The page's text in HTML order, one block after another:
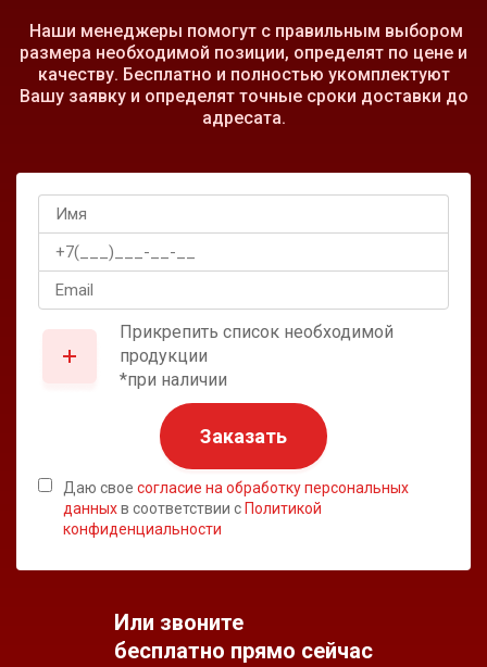
Наши менеджеры помогут с правильным выбором
размера необходимой позиции, определят по цене и
качеству. Бесплатно и полностью укомплектуют
Вашу заявку и определят точные сроки доставки до
адресата.
Прикрепить список необходимой
продукции
*при наличии
Заказать
Даю свое согласие на обработку персональных
данныхв соответствии с Политикой
конфиденциальности
Или звоните
бесплатно прямо сейчас